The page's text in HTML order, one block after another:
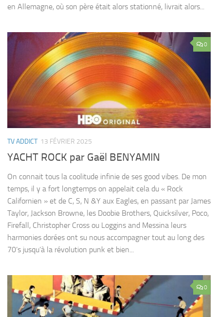
en Allemagne, où son père était alors stationné, livrait alors...
0
TV ADDICT 13 FÉVRIER 2025
YACHT ROCK par Gaël BENYAMIN
On connait tous la coolitude infinie de ses good vibes. De mon
temps, il y a fort longtemps on appelait cela du « Rock
Californien » et de C, S, N &Y aux Eagles, en passant par James
Taylor, Jackson Browne, les Doobie Brothers, Quicksilver, Poco,
Firefall, Christopher Cross ou Loggins and Messina leurs
harmonies dorées ont su nous accompagner tout au long des
70’s jusqu’à la révolution punk et bien...
0